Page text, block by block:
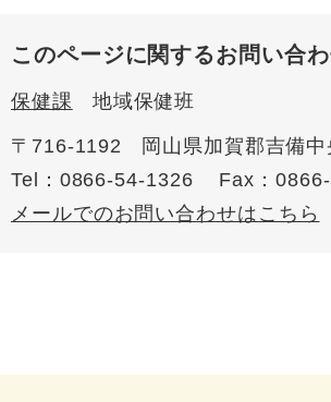
このページに関するお問い合
保健課 地域保健班
〒716-1192
岡山県加賀郡吉備
Tel：0866-54-1326
Fax：
メールでのお問い合わせはこちら